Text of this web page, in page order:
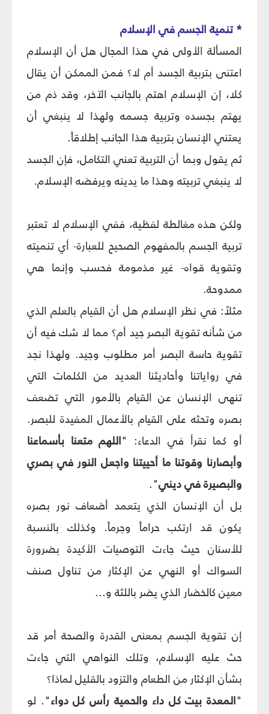
* تنمية الجسم في الإسلام‏
المسألة الأولى في هذا المجال هل أن الإسلام
اعتنى بتربية الجسد أم لا؟ فمن الممكن أن يقال
كلا، إن الإسلام اهتم بالجانب الآخر، وقد ذم من
يهتم بجسده وتربية جسمه ولهذا لا ينبغي أن
يعتني الإنسان بتربية هذا الجانب إطلاقاً.
ثم يقول وبما أن التربية تعني التكامل، فإن الجسد
لا ينبغي تربيته وهذا ما يدينه ويرفضه الإسلام.
ولكن هذه مغالطة لفظية، ففي الإسلام لا تعتبر
تربية الجسم بالمفهوم الصحيح للعبارة- أي تنميته
وتقوية قواه- غير مذمومة فحسب وإنما هي
ممدوحة.
مثلاً: في نظر الإسلام هل أن القيام بالعلم الذي
من شأنه تقوية البصر جيد أم؟ مما لا شك فيه أن
تقوية حاسة البصر أمر مطلوب وجيد. ولهذا نجد
في رواياتنا وأحاديثنا العديد من الكلمات التي
تنهى الإنسان عن القيام بالأمور التي تضعف
بصره وتحثه على القيام بالأعمال المفيدة للبصر.
أو كما نقرأ في الدعاء: "اللهم متعنا بأسماعنا
وأبصارنا وقوتنا ما أحييتنا واجعل النور في بصري
والبصيرة في ديني".
بل أن الإنسان الذي يتعمد أضعاف نور بصره
يكون قد ارتكب حراماً وجرماً. وكذلك بالنسبة
للأسنان حيث جاءت التوصيات الأكيدة بضرورة
السواك أو النهي عن الإكثار من تناول صنف
معين كالخضار الذي يضر باللثة و...
إن تقوية الجسم بمعنى القدرة والصحة أمر قد
حث عليه الإسلام، وتلك النواهي التي جاءت
بشأن الإكثار من الطعام والتزود بالقليل لماذا؟
"المعدة بيت كل داء والحمية رأس كل دواء". لو